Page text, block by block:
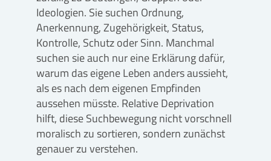
Ideologien. Sie suchen Ordnung,
Anerkennung, Zugehörigkeit, Status,
Kontrolle, Schutz oder Sinn. Manchmal
suchen sie auch nur eine Erklärung dafür,
warum das eigene Leben anders aussieht,
als es nach dem eigenen Empfinden
aussehen müsste. Relative Deprivation
hilft, diese Suchbewegung nicht vorschnell
moralisch zu sortieren, sondern zunächst
genauer zu verstehen.